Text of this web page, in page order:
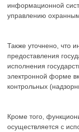
информационной
управлению
Также уточнено, что
предоставления
исполнения
электронной форме
контрольных
Кроме того,
осуществляется с